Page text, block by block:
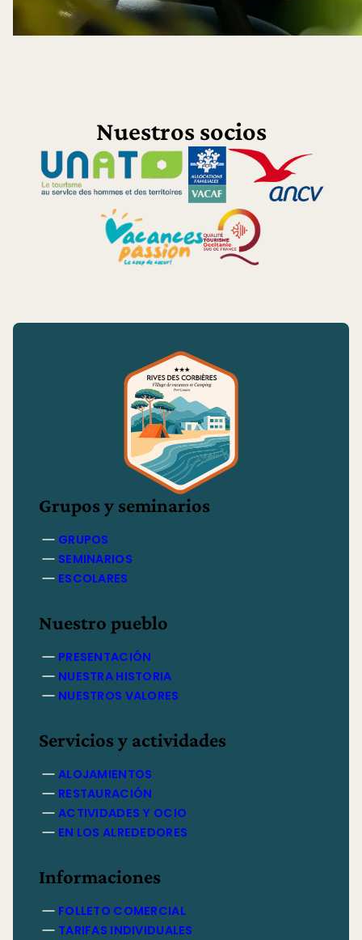
Nuestros socios
Grupos y seminarios
GRUPOS
SEMINARIOS
ESCOLARES
Nuestro pueblo
PRESENTACIÓN
NUESTRA HISTORIA
NUESTROS VALORES
Servicios y actividades
ALOJAMIENTOS
RESTAURACIÓN
ACTIVIDADES Y OCIO
EN LOS ALREDEDORES
Informaciones
FOLLETO COMERCIAL
TARIFAS INDIVIDUALES